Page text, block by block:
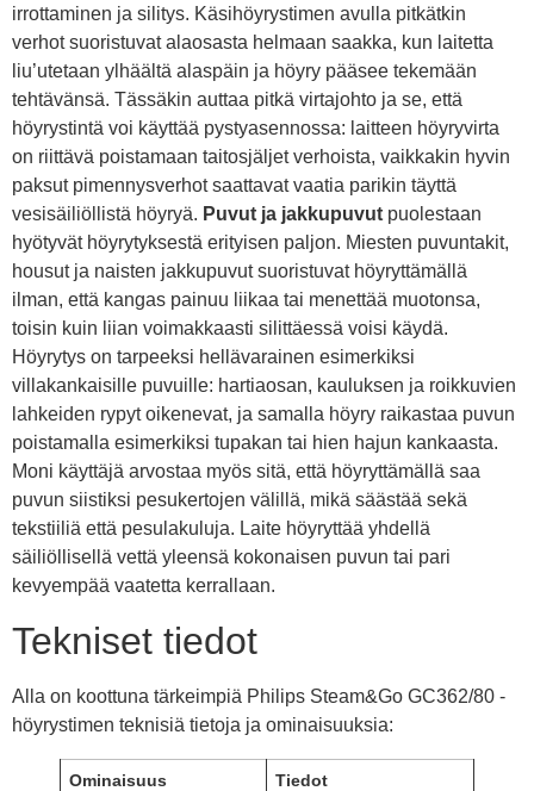
irrottaminen ja silitys. Käsihöyrystimen avulla pitkätkin
verhot suoristuvat alaosasta helmaan saakka, kun laitetta
liu’utetaan ylhäältä alaspäin ja höyry pääsee tekemään
tehtävänsä. Tässäkin auttaa pitkä virtajohto ja se, että
höyrystintä voi käyttää pystyasennossa: laitteen höyryvirta
on riittävä poistamaan taitosjäljet verhoista, vaikkakin hyvin
paksut pimennysverhot saattavat vaatia parikin täyttä
vesisäiliöllistä höyryä. Puvut ja jakkupuvut puolestaan
hyötyvät höyrytyksestä erityisen paljon. Miesten puvuntakit,
housut ja naisten jakkupuvut suoristuvat höyryttämällä
ilman, että kangas painuu liikaa tai menettää muotonsa,
toisin kuin liian voimakkaasti silittäessä voisi käydä.
Höyrytys on tarpeeksi hellävarainen esimerkiksi
villakankaisille puvuille: hartiaosan, kauluksen ja roikkuvien
lahkeiden rypyt oikenevat, ja samalla höyry raikastaa puvun
poistamalla esimerkiksi tupakan tai hien hajun kankaasta.
Moni käyttäjä arvostaa myös sitä, että höyryttämällä saa
puvun siistiksi pesukertojen välillä, mikä säästää sekä
tekstiiliä että pesulakuluja. Laite höyryttää yhdellä
säiliöllisellä vettä yleensä kokonaisen puvun tai pari
kevyempää vaatetta kerrallaan.
Tekniset tiedot
Alla on koottuna tärkeimpiä Philips Steam&Go GC362/80 -
höyrystimen teknisiä tietoja ja ominaisuuksia:
Ominaisuus Tiedot